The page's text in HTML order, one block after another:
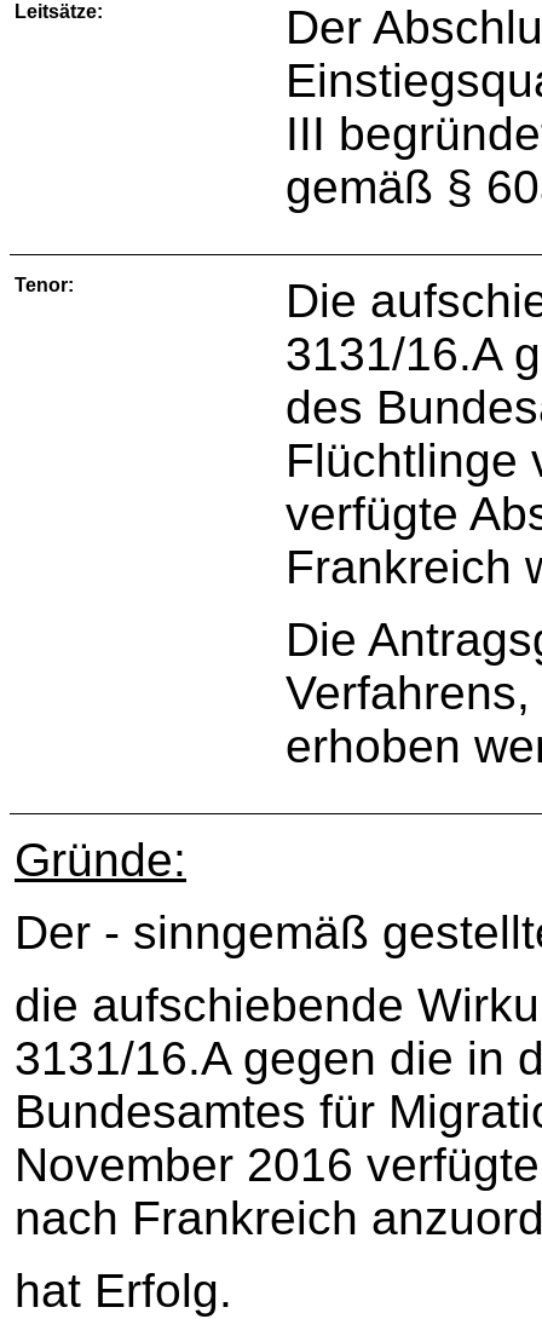
Leitsätze:
Der
III
gemäß §
Tenor:
Die
3131/16.A
des
Flüchtlinge
verfügte
Frankreich
Die
erhoben
Gründe:
Der - sinngemäß
die aufschiebende
3131/16.A gegen die in
Bundesamtes für
November 2016
nach Frankreich
hat Erfolg.